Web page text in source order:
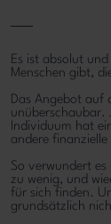
Es ist absolut
Menschen gibt,
Das Angebot auf
unüberschaubar.
Individuum hat
andere finanzielle
So verwundert
zu wenig, und
für sich finden.
grundsätzlich